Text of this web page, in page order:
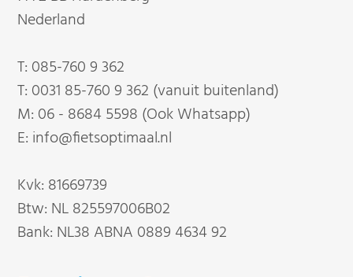
Nederland
T: 085-760 9 362
T: 0031 85-760 9 362 (vanuit buitenland)
M: 06 - 8684 5598 (Ook Whatsapp)
E: info@fietsoptimaal.nl
Kvk: 81669739
Btw: NL 825597006B02
Bank: NL38 ABNA 0889 4634 92